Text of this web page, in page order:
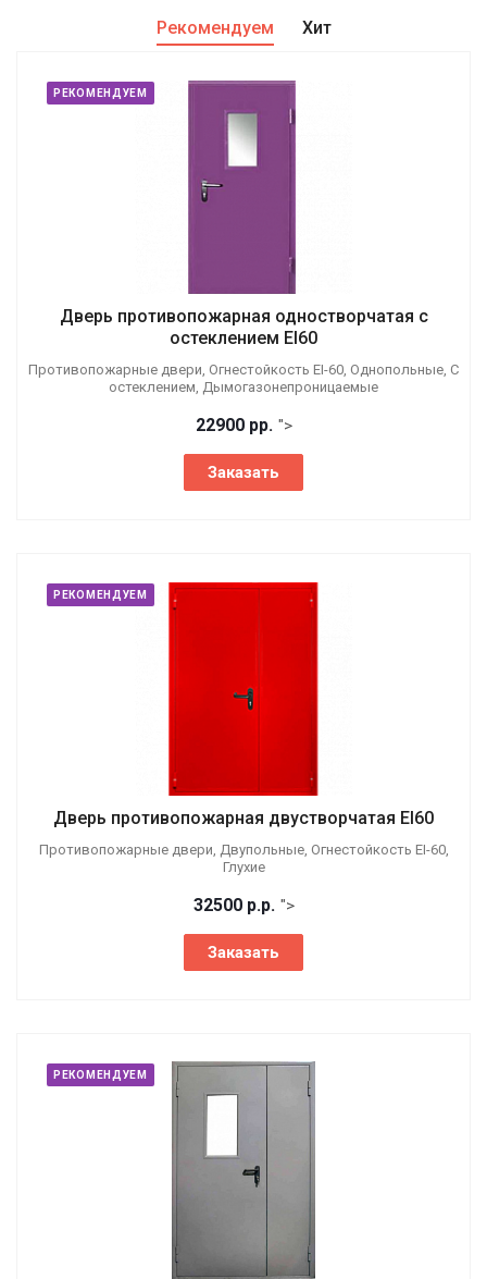
Рекомендуем Хит
РЕКОМЕНДУЕМ
Дверь противопожарная одностворчатая с
остеклением EI60
Противопожарные двери, Огнестойкость EI-60, Однопольные, С
остеклением, Дымогазонепроницаемые
22900 рр. ">
Заказать
РЕКОМЕНДУЕМ
Дверь противопожарная двустворчатая EI60
Противопожарные двери, Двупольные, Огнестойкость EI-60,
Глухие
32500 р.р. ">
Заказать
РЕКОМЕНДУЕМ